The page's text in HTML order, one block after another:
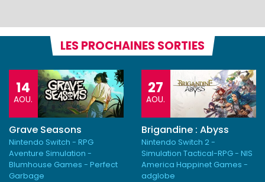
LES PROCHAINES SORTIES
14
AOU.
Grave Seasons
Nintendo Switch - RPG
Aventure Simulation -
Blumhouse Games - Perfect
Garbage
27
AOU.
Brigandine : Abyss
Nintendo Switch 2 -
Simulation Tactical-RPG - NIS
America Happinet Games -
adglobe